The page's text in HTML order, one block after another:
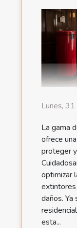
Lunes,
La gama
ofrece
proteger
optimizar
daños. Ya
esta...